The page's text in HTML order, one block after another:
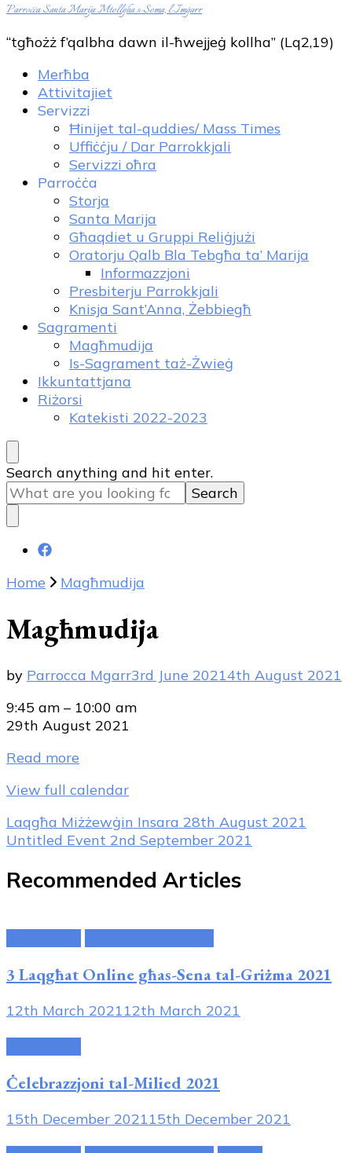
Parroċċa Santa Marija Mtellgħa s-Sema, l-Imġarr
“tgħożż f’qalbha dawn il-ħwejjeġ kollha” (Lq2,19)
Merħba
Attivitajiet
Servizzi
Ħinijet tal-quddies/ Mass Times
Uffiċċju / Dar Parrokkjali
Servizzi oħra
Parroċċa
Storja
Santa Marija
Għaqdiet u Gruppi Reliġjużi
Oratorju Qalb Bla Tebgħa ta’ Marija
Informazzjoni
Presbiterju Parrokkjali
Knisja Sant’Anna, Żebbiegħ
Sagramenti
Magħmudija
Is-Sagrament taż-Żwieġ
Ikkuntattjana
Riżorsi
Katekisti 2022-2023
Looking
for
Something?
Search anything and hit enter.
Home Magħmudija
Magħmudija
by Parrocca Mgarr3rd June 20214th August 2021
Magħmudija
9:45 am – 10:00 am
29th August 2021
Read more
View full calendar
Post
Navigation
Laqgħa Miżżewġin Insara 28th August 2021
Untitled Event 2nd September 2021
Recommended Articles
3 Laqgħat Online għas-Sena tal-Griżma 2021
12th March 202112th March 2021
Ċelebrazzjoni tal-Milied 2021
15th December 202115th December 2021